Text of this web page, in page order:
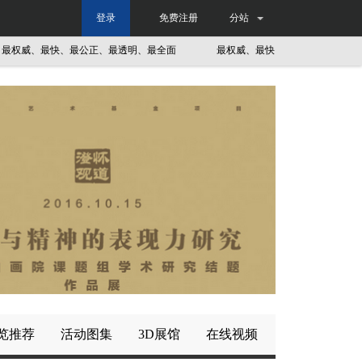
分站
免费注册
登录
、最快、最公正、最透明、最全面 最权威、最快、最公正、最透明、最全
推荐 活动图集 3D展馆 在线视频